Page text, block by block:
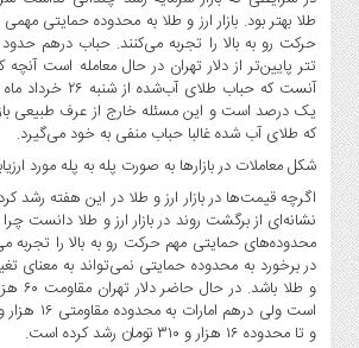
طلا بهتر بود. بازار ارز و طلا به محدوده حمایتی
تتر پایین‌تر از دلار تهران در حال معامله است
آنست که حباب طلای
یک درصد است و این مسئله خارج از عرف طبیعی
که طلای آب شده غالبا حباب منفی به خود می‌گیرد.
شکل معاملات در بازارها به صورت پله‌ به پله مورد
اگرچه قیمت‌ها در بازار ارز و طلا در این هفته رشد
نشانه‌ای از برگشت روند در بازار ارز و طلا دانست چرا
محدوده‌های حمایتی مهم حرکت رو به بالا را تجربه
در برخورد به محدوده حمایتی نمی‌تواند به معنای
و طلا
و تا محدوده ۱۶ هزار و ۳۱۰ تومان رشد کرده است.